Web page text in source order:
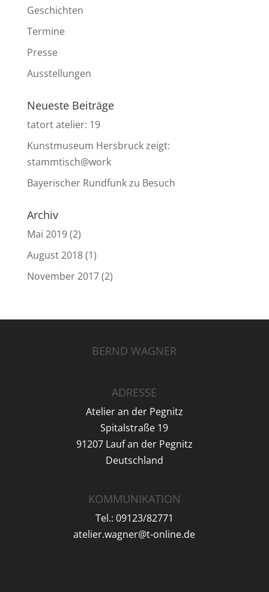
Geschichten
Termine
Presse
Ausstellungen
Neueste Beiträge
tatort atelier: 19
Kunstmuseum Hersbruck zeigt:
stammtisch@work
Bayerischer Rundfunk zu Besuch
Archiv
Mai 2019(2)
August 2018(1)
November 2017(2)
BERND WAGNER
ADRESSE
Atelier an der Pegnitz
Spitalstraße 19
91207 Lauf an der Pegnitz
Deutschland
KOMMUNIKATION
Tel.: 09123/82771
atelier.wagner@t-online.de